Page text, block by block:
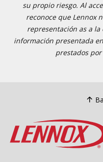
su propio riesgo. Al
reconoce que Lennox
representación as a
información presentada
prestados